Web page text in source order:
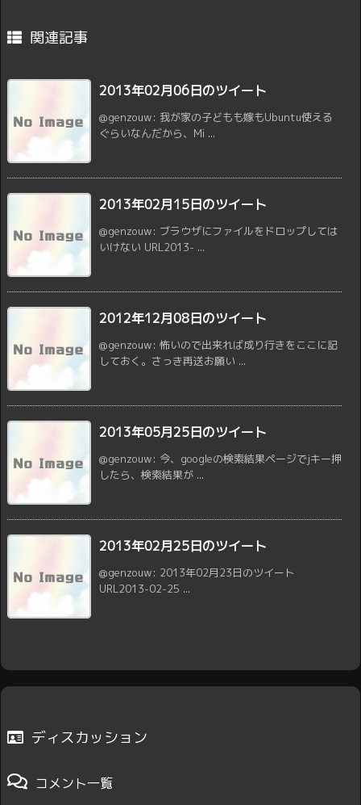
関連記事
2013年02月06日のツイート
@genzouw: 我が家の子どもも嫁もUbuntu使える
ぐらいなんだから、Mi ...
2013年02月15日のツイート
@genzouw: ブラウザにファイルをドロップしては
いけない URL2013- ...
2012年12月08日のツイート
@genzouw: 怖いので出来れば成り行きをここに記
しておく。さっき再送お願い ...
2013年05月25日のツイート
@genzouw: 今、googleの検索結果ページでjキー押
したら、検索結果が ...
2013年02月25日のツイート
@genzouw: 2013年02月23日のツイート
URL2013-02-25 ...
ディスカッション
コメント一覧